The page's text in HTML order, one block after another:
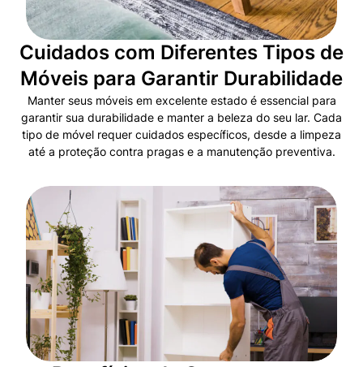
Cuidados com Diferentes Tipos de
Móveis para Garantir Durabilidade
Manter seus móveis em excelente estado é essencial para
garantir sua durabilidade e manter a beleza do seu lar. Cada
tipo de móvel requer cuidados específicos, desde a limpeza
até a proteção contra pragas e a manutenção preventiva.